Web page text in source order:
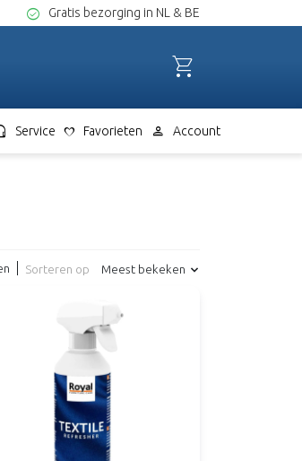
check_circle Gratis bezorging in NL & BE
shopping_cart
Service favorite Favorieten person Account
Sorteren op Meest bekeken